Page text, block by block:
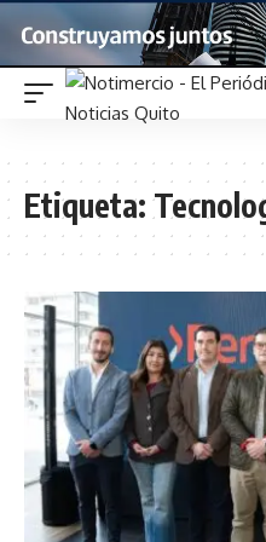
Etiqueta: